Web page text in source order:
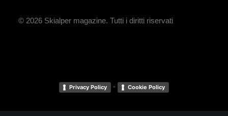
© 2026 Skialper magazine. Tutti i diritti riservati
Privacy Policy - Cookie Policy